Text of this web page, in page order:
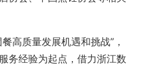
高质量发展机遇和挑战”，
务经验为起点，借力浙江数